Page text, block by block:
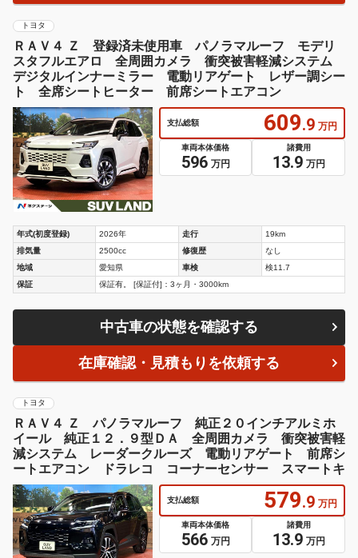
トヨタ
ＲＡＶ４ Ｚ 登録済未使用車 パノラマルーフ モデリ
スタフルエアロ 全周囲カメラ 衝突被害軽減システム
デジタルインナーミラー 電動リアゲート レザー調シー
ト 全席シートヒーター 前席シートエアコン
支払総額 609.9 万円
車両本体価格
596 万円
諸費用
13.9 万円
年式(初度登録) 2026年 走行
19km
排気量
2500cc 修復歴
なし
地域
愛知県 車検
検11.7
保証
保証有。 [保証付]：3ヶ月・3000km
中古車の状態を確認する
在庫確認・見積もりを依頼する
トヨタ
ＲＡＶ４ Ｚ パノラマルーフ 純正２０インチアルミホ
イール 純正１２．９型ＤＡ 全周囲カメラ 衝突被害軽
減システム レーダークルーズ 電動リアゲート 前席シ
ートエアコン ドラレコ コーナーセンサー スマートキ
支払総額 579.9 万円
車両本体価格
566 万円
諸費用
13.9 万円